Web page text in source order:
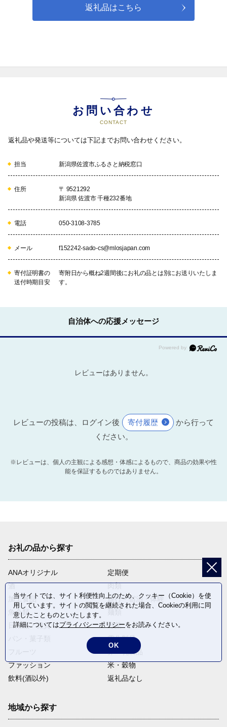
佐渡島に残る貴重な大地の資産を
保全し、学習や教育への活用やジ
いただきます。
返礼品はこちら
お問い合わせ
CONTACT
返礼品や発送等については下記までお問い合わせください。
担当 新潟県佐渡市ふるさと納税窓口
住所
〒 9521292
新潟県 佐渡市 千種232番地
電話 050-3108-3785
メール f152242-sado-cs@mlosjapan.com
寄付証明書の
送付時期目安
寄附日から概ね2週間後にお礼の品とは別にお送りいたしま
す。
自治体への応援メッセージ
レビューはありません。
レビューの投稿は、ログイン後 寄付履歴
から行って
ください。
※レビューは、個人の主観による感想・体感によるもので、商品の効果や性
能を保証するものではありません。
お礼の品から探す
ANAオリジナル
定期便
酒
肉類
加工食品
旅行・宿泊・体験
魚介類
日用品・雑貨
野菜
電化製品
卵・乳製品
ファッション
米・穀物
飲料(酒以外)
返礼品なし
地域から探す
当サイトでは、サイト利便性向上のため、クッキー（Cookie）を使
用しています。サイトの閲覧を継続された場合、Cookieの利用に同
意したことものといたします。
詳細についてはプライバシーポリシーをお読みください。
OK